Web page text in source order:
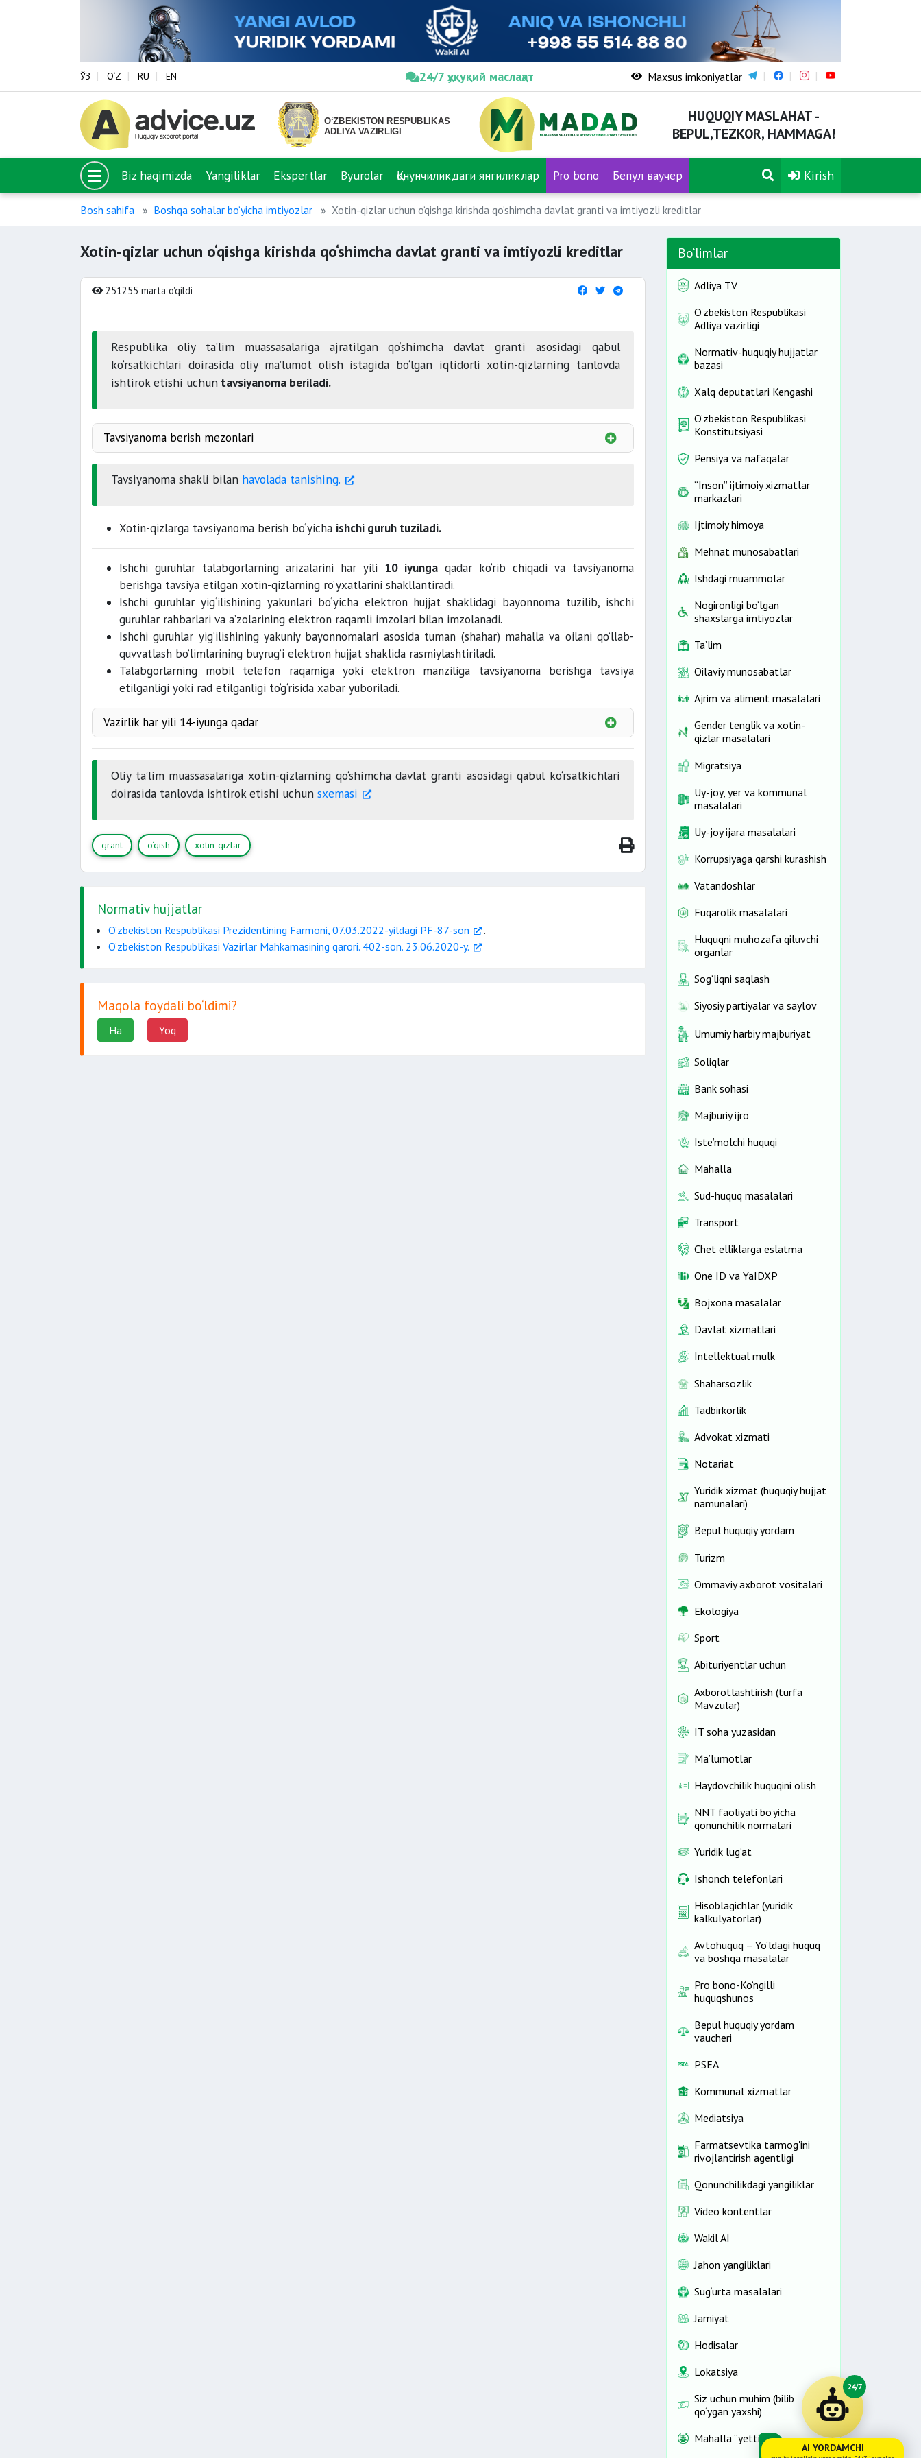
ЎЗ O‘Z RU EN 24/7 ҳуқуқий маслаҳат Maxsus imkoniyatlar
HUQUQIY MASLAHAT -
BEPUL,TEZKOR, HAMMAGA!
Biz haqimizda Yangiliklar Ekspertlar Byurolar Қонунчиликдаги янгиликлар Pro bono Бепул ваучер Kirish
Bosh sahifa Boshqa sohalar bo‘yicha imtiyozlar Xotin-qizlar uchun o‘qishga kirishda qo‘shimcha davlat granti va imtiyozli kreditlar
Xotin-qizlar uchun o‘qishga kirishda qo‘shimcha davlat granti va imtiyozli kreditlar
251255 marta o'qildi
Respublika oliy ta’lim muassasalariga ajratilgan qo‘shimcha davlat granti asosidagi qabul
ko‘rsatkichlari doirasida oliy ma’lumot olish istagida bo‘lgan iqtidorli xotin-qizlarning tanlovda
ishtirok etishi uchun tavsiyanoma beriladi.
Tavsiyanoma berish mezonlari
to‘liqsiz oilada tarbiyalanayotgan
turmush o‘rtog‘i vafot etgan
nogironligi bo‘lgan farzandi bor
ikki va undan ortiq farzandlarini tarbiyalayotgan
qarindoshlaridan alohida (ijarada)
ota-onalaridan birinchi ikkinchi guruh nogironi
Tavsiyanoma shakli bilan havolada tanishing.
Xotin-qizlarga tavsiyanoma berish bo‘yicha ishchi guruh tuziladi.
Ishchi guruhlar talabgorlarning arizalarini har yili 10 iyunga qadar ko‘rib chiqadi va tavsiyanoma
berishga tavsiya etilgan xotin-qizlarning ro‘yxatlarini shakllantiradi.
Ishchi guruhlar yig‘ilishining yakunlari bo‘yicha elektron hujjat shaklidagi bayonnoma tuzilib, ishchi
guruhlar rahbarlari va a’zolarining elektron raqamli imzolari bilan imzolanadi.
Ishchi guruhlar yig‘ilishining yakuniy bayonnomalari asosida tuman (shahar) mahalla va oilani qo‘llab-
quvvatlash bo‘limlarining buyrug‘i elektron hujjat shaklida rasmiylashtiriladi.
Talabgorlarning mobil telefon raqamiga yoki elektron manziliga tavsiyanoma berishga tavsiya
etilganligi yoki rad etilganligi to‘g‘risida xabar yuboriladi.
Vazirlik har yili 14-iyunga qadar
Oliy ta’lim muassasalariga xotin-qizlarning qo‘shimcha davlat granti asosidagi qabul ko‘rsatkichlari
doirasida tanlovda ishtirok etishi uchun sxemasi
grant o‘qish xotin-qizlar
Normativ hujjatlar
O‘zbekiston Respublikasi Prezidentining Farmoni, 07.03.2022-yildagi PF-87-son
.
O‘zbekiston Respublikasi Vazirlar Mahkamasining qarori. 402-son. 23.06.2020-y.
Maqola foydali bo‘ldimi?
Ha Yo'q
Bo‘limlar
Adliya TV
O'zbekiston Respublikasi
Adliya vazirligi
Normativ-huquqiy hujjatlar
bazasi
Xalq deputatlari Kengashi
O‘zbekiston Respublikasi
Konstitutsiyasi
Pensiya va nafaqalar
“Inson” ijtimoiy xizmatlar
markazlari
Ijtimoiy himoya
Mehnat munosabatlari
Ishdagi muammolar
Nogironligi bo‘lgan
shaxslarga imtiyozlar
Ta’lim
Oilaviy munosabatlar
Ajrim va aliment masalalari
Gender tenglik va xotin-
qizlar masalalari
Migratsiya
Uy-joy, yer va kommunal
masalalari
Uy-joy ijara masalalari
Korrupsiyaga qarshi kurashish
Vatandoshlar
Fuqarolik masalalari
Huquqni muhozafa qiluvchi
organlar
Sog‘liqni saqlash
Siyosiy partiyalar va saylov
Umumiy harbiy majburiyat
Soliqlar
Bank sohasi
Majburiy ijro
Iste’molchi huquqi
Mahalla
Sud-huquq masalalari
Transport
Chet elliklarga eslatma
One ID vа YaIDXP
Bojxona masalalar
Davlat xizmatlari
Intellektual mulk
Shaharsozlik
Tadbirkorlik
Advokat xizmati
Notariat
Yuridik xizmat (huquqiy hujjat
namunalari)
Bepul huquqiy yordam
Turizm
Ommaviy axborot vositalari
Ekologiya
Sport
Abituriyentlar uchun
Axborotlashtirish (turfa
Mavzular)
IT soha yuzasidan
Ma’lumotlar
Haydovchilik huquqini olish
NNT faoliyati bo'yicha
qonunchilik normalari
Yuridik lug‘at
Ishonch telefonlari
Hisoblagichlar (yuridik
kalkulyatorlar)
Avtohuquq – Yo‘ldagi huquq
va boshqa masalalar
Pro bono-Ko‘ngilli
huquqshunos
Bepul huquqiy yordam
vaucheri
PSEA
Kommunal xizmatlar
Mediatsiya
Farmatsevtika tarmog'ini
rivojlantirish agentligi
Qonunchilikdagi yangiliklar
Video kontentlar
Wakil AI
Jahon yangiliklari
Sug‘urta masalalari
Jamiyat
Hodisalar
Lokatsiya
Siz uchun muhim (bilib
qo‘ygan yaxshi)
Mahalla “yettiligi”
24/7
AI YORDAMCHI